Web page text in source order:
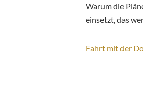
Warum die
einsetzt, das
Fahrt mit der